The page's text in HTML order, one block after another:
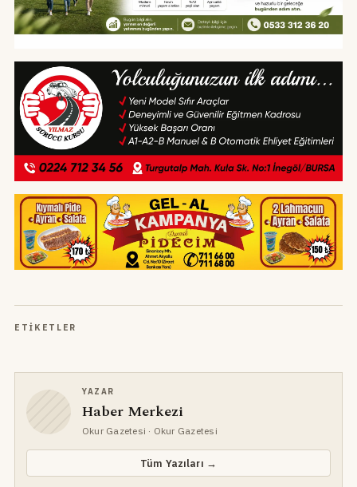
ETIKETLER
YAZAR
Haber Merkezi
Okur Gazetesi · Okur Gazetesi
Tüm Yazıları →